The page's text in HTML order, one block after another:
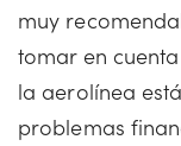
muy
tomar en
la aerolínea
problemas